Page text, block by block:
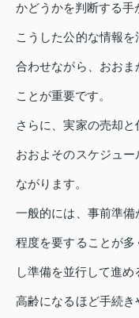
かどうかを判断する手
こうした公的な情報
合わせながら、おおま
ことが重要です。
さらに、実家の売却と
おおよそのスケジュ
ながります。
一般的には、事前準
程度を要することが
し準備を並行して進め
高齢になるほど手続き